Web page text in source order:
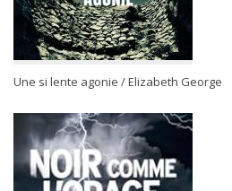
Une si lente agonie / Elizabeth George